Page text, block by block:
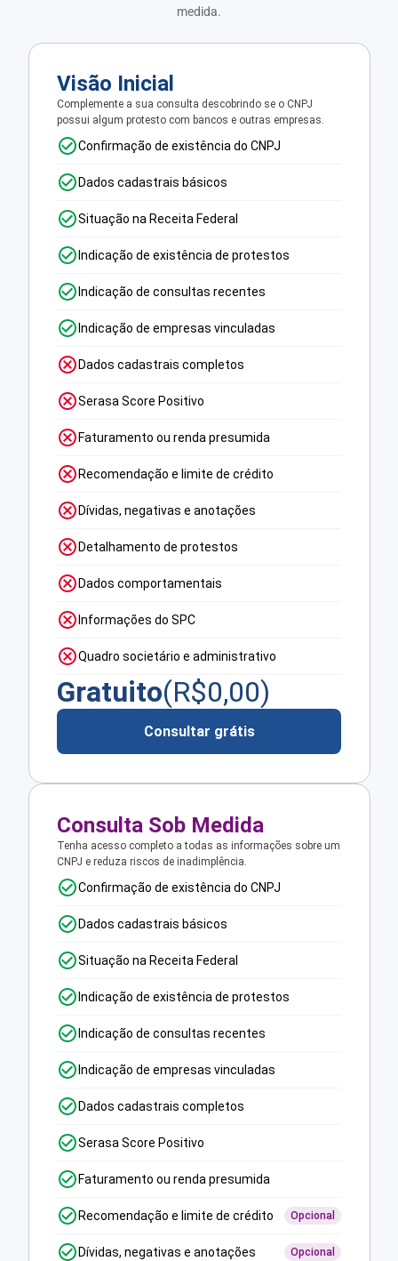
medida.
Visão Inicial
Complemente a sua consulta descobrindo se o CNPJ
possui algum protesto com bancos e outras empresas.
Confirmação de existência do CNPJ
Dados cadastrais básicos
Situação na Receita Federal
Indicação de existência de protestos
Indicação de consultas recentes
Indicação de empresas vinculadas
Dados cadastrais completos
Serasa Score Positivo
Faturamento ou renda presumida
Recomendação e limite de crédito
Dívidas, negativas e anotações
Detalhamento de protestos
Dados comportamentais
Informações do SPC
Quadro societário e administrativo
Gratuito(R$0,00)
Consultar grátis
Consulta Sob Medida
Tenha acesso completo a todas as informações sobre um
CNPJ e reduza riscos de inadimplência.
Confirmação de existência do CNPJ
Dados cadastrais básicos
Situação na Receita Federal
Indicação de existência de protestos
Indicação de consultas recentes
Indicação de empresas vinculadas
Dados cadastrais completos
Serasa Score Positivo
Faturamento ou renda presumida
Recomendação e limite de crédito Opcional
Dívidas, negativas e anotações Opcional